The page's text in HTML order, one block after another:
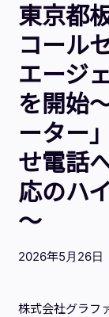
東京都
コール
エージ
を開始
ーター
せ電話
応のハ
～
2026年5月26日
株式会社グラフ